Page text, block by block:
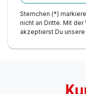
Sternchen (*)
nicht an Dritte. Mit
akzeptierst Du unsere